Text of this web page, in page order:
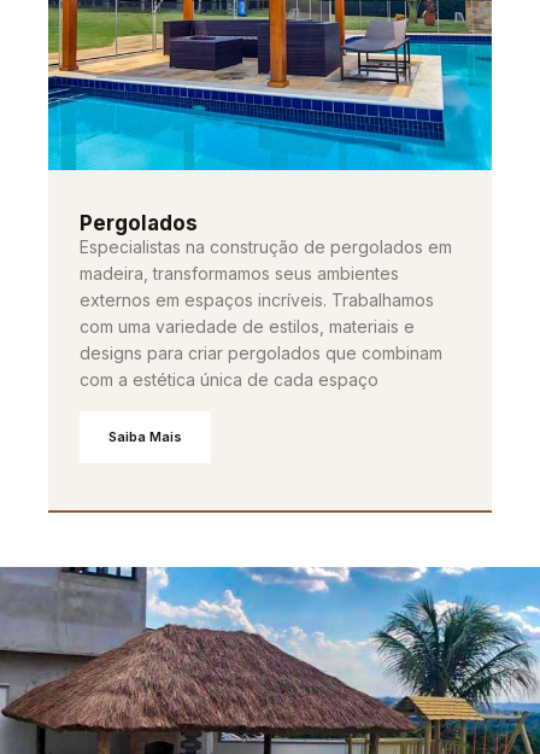
Pergolados
Especialistas na construção de pergolados em
madeira, transformamos seus ambientes
externos em espaços incríveis. Trabalhamos
com uma variedade de estilos, materiais e
designs para criar pergolados que combinam
com a estética única de cada espaço
Saiba Mais